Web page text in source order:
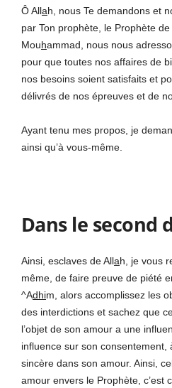
Ô Allah, nous Te demandons et
par Ton prophète, le Prophète
Mouhammad, nous nous
pour que toutes nos affaires de
nos besoins soient satisfaits et
délivrés de nos épreuves et de
Ayant tenu mes propos, je
ainsi qu’à vous-même.
Dans le second
Ainsi, esclaves de Allah, je vous
même, de faire preuve de piété
^Adhim, alors accomplissez les
des interdictions et sachez que
l’objet de son amour a une
influence sur son consentement,
sincère dans son amour. Ainsi,
amour envers le Prophète, c’est